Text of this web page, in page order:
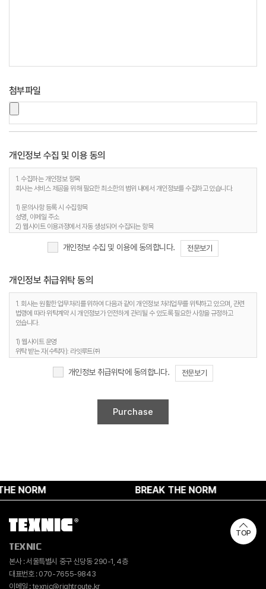
첨부파일
개인정보 수집 및 이용 동의
1. 수집하는 개인정보 항목
회사는 서비스 제공을 위해 필요한 최소한의 범위 내에서 개인정보를 수집하고 있습니다.
1) 문의사항 등록 시 수집항목
성명, 이메일 주소
2) 웹사이트 이용과정에서 자동 생성되어 수집되는 항목
2. 개인정보 수집 목적
1) 문의사항 등록 시 수집항목
사용자 식별, 사용자 문의 대응, 제안·불만·AS처리 등의 민원처리, 공지사항 전달
2) 웹사이트 이용과정에서 자동 생성되어 수집되는 항목
접속빈도 파악 및 서비스 이용 통계 수집 등 사용자 서비스 이용 분석을 통한 안정적 서비스 운영
및 품질 향상
3. 개인정보 보유기간
정보주체 개인정보는 원칙적으로 개인정보의 수집 및 이용목적이 달성되면 지체 없이
파기합니다. 단, 다음의 정보에 대해서는 아래의 이유로 명시한 기간 동안 보존합니다.
1) 문의사항 등록 시 수집항목
보유 이유 : 사용자 식별, 사용자 문의 대응, 민원처리, 공지사항 전달
2) 웹사이트 이용과정에서 자동 생성되어 수집되는 항목
보유 이유 : 접속빈도 파악 및 서비스 이용 통계 수집
개인정보 수집 및 이용에 동의합니다. 전문보기
개인정보 취급위탁 동의
1. 회사는 원활한 업무처리를 위하여 다음과 같이 개인정보 처리업무를 위탁하고 있으며, 관련
법령에 따라 위탁계약 시 개인정보가 안전하게 관리될 수 있도록 필요한 사항을 규정하고
있습니다.
1) 웹사이트 운영
위탁 받는 자(수탁자): 라잇루트㈜
개인정보 보유 및 이용기간 : 명시된 보유기간 및 이유 종료 시까지
정보주체는 위와 같은 개인정보의 취급위탁을 거부할 수 있습니다. 다만 이러한 개인정보의
취급위탁에 동의하지 않을 경우에는 회원가입 및 진행업무와 관련한 정상적인 서비스 제공이
개인정보 취급위탁에 동의합니다. 전문보기
NORM BREAK THE NORM
TEXNIC
본사 : 서울특별시 중구 신당동 290-1, 4층
대표번호 : 070-7655-9843
이메일 : texnic@rightroute.kr
TOP